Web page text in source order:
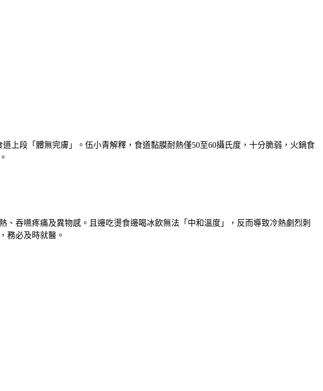
上段「體無完膚」。伍小青解釋，食道黏膜耐熱僅50至60攝氏度，十分脆弱，火鍋食
吞嚥疼痛及異物感。且邊吃燙食邊喝冰飲無法「中和溫度」，反而導致冷熱劇烈刺
務必及時就醫。